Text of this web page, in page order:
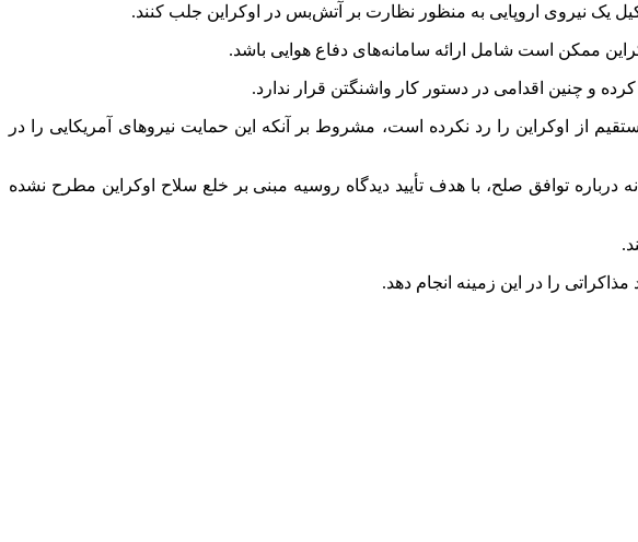
یک نیروی اروپایی به منظور نظارت بر آتش‌بس در اوکراین جلب کنند.
ممکن است شامل ارائه سامانه‌های دفاع هوایی باشد.
و چنین اقدامی در دستور کار واشنگتن قرار ندارد.
از اوکراین را رد نکرده است، مشروط بر آنکه این حمایت نیروهای آمریکایی را در
درباره توافق صلح، با هدف تأیید دیدگاه روسیه مبنی بر خلع سلاح اوکراین مطرح نشده
را در این زمینه انجام دهد.